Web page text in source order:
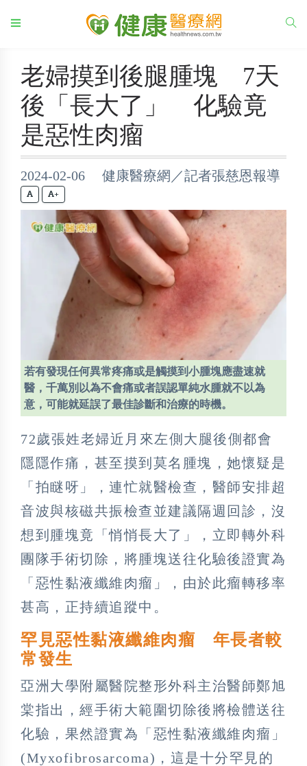
老婦摸到後腿腫塊 7天
後「長大了」 化驗竟
是惡性肉瘤
2024-02-06 健康醫療網／記者張慈恩報導
+
若有發現任何異常疼痛或是觸摸到小腫塊應盡速就
醫，千萬別以為不會痛或者誤認單純水腫就不以為
意，可能就延誤了最佳診斷和治療的時機。
72歲張姓老婦近月來左側大腿後側都會
隱隱作痛，甚至摸到莫名腫塊，她懷疑是
「拍瞇呀」，連忙就醫檢查，醫師安排超
音波與核磁共振檢查並建議隔週回診，沒
想到腫塊竟「悄悄長大了」，立即轉外科
團隊手術切除，將腫塊送往化驗後證實為
「惡性黏液纖維肉瘤」，由於此瘤轉移率
甚高，正持續追蹤中。
罕見惡性黏液纖維肉瘤 年長者較
常發生
亞洲大學附屬醫院整形外科主治醫師鄭旭
棠指出，經手術大範圍切除後將檢體送往
化驗，果然證實為「惡性黏液纖維肉瘤」
(Myxofibrosarcoma)，這是十分罕見的